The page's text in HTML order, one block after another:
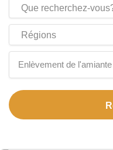
Enlèvement de l'amiante